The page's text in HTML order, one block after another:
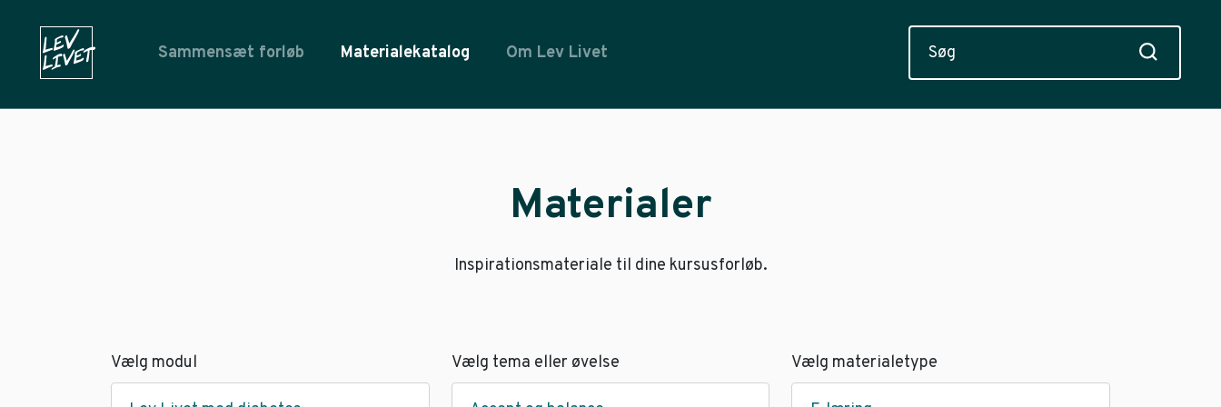
Sammensæt forløb Materialekatalog Om Lev Livet
Materialer
Inspirationsmateriale til dine kursusforløb.
Vælg modul Vælg tema eller øvelse Vælg materialetype